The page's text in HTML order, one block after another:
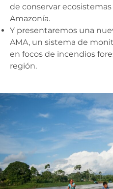
de conservar
Amazonía.
Y presentaremos una
AMA, un sistema de
en focos de incendios
región.